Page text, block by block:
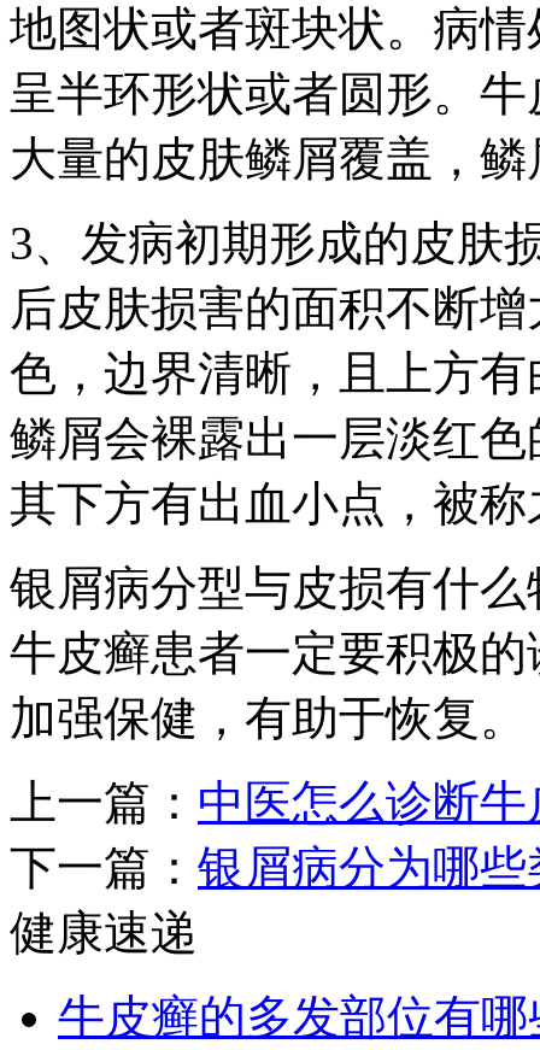
地图状或者斑块状。病
呈半环形状或者圆形。
大量的皮肤鳞屑覆盖，
3、发病初期形成的皮肤
后皮肤损害的面积不断
色，边界清晰，且上方
鳞屑会裸露出一层淡红
其下方有出血小点，被
银屑病分型与皮损有什
牛皮癣患者一定要积极
加强保健，有助于恢复。
上一篇： 中医怎么诊断牛
下一篇： 银屑病分为哪些
健康速递
牛皮癣的多发部位有哪